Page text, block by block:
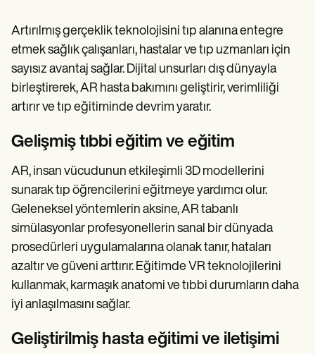
Artırılmış gerçeklik teknolojisini tıp alanına entegre
etmek sağlık çalışanları, hastalar ve tıp uzmanları için
sayısız avantaj sağlar. Dijital unsurları dış dünyayla
birleştirerek, AR hasta bakımını geliştirir, verimliliği
artırır ve tıp eğitiminde devrim yaratır.
Gelişmiş tıbbi eğitim ve eğitim
AR, insan vücudunun etkileşimli 3D modellerini
sunarak tıp öğrencilerini eğitmeye yardımcı olur.
Geleneksel yöntemlerin aksine, AR tabanlı
simülasyonlar profesyonellerin sanal bir dünyada
prosedürleri uygulamalarına olanak tanır, hataları
azaltır ve güveni arttırır. Eğitimde VR teknolojilerini
kullanmak, karmaşık anatomi ve tıbbi durumların daha
iyi anlaşılmasını sağlar.
Geliştirilmiş hasta eğitimi ve iletişimi